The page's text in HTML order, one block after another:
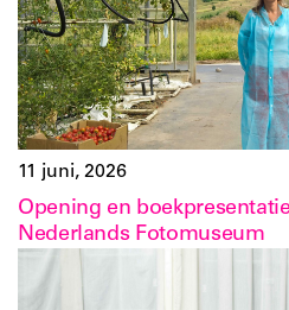
11 juni, 2026
Opening en
Nederlands Fotomuseum